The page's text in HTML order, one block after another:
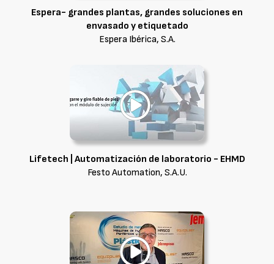
Espera- grandes plantas, grandes soluciones en
envasado y etiquetado
Espera Ibérica, S.A.
Lifetech | Automatización de laboratorio - EHMD
Festo Automation, S.A.U.